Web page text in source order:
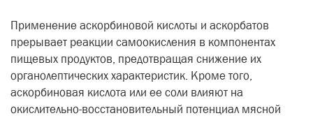
Применение аскорбиновой кислоты и аскорбатов
прерывает реакции самоокисления в компонентах
пищевых продуктов, предотвращая снижение их
органолептических характеристик. Кроме того,
аскорбиновая кислота или ее соли влияют на
окислительно-восстановительный потенциал мясной